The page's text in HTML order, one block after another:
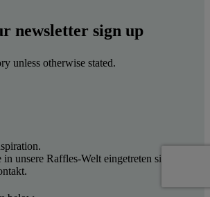
newsletter sign up
unless otherwise stated.
unsere Raffles-Welt eingetreten sind. Wir